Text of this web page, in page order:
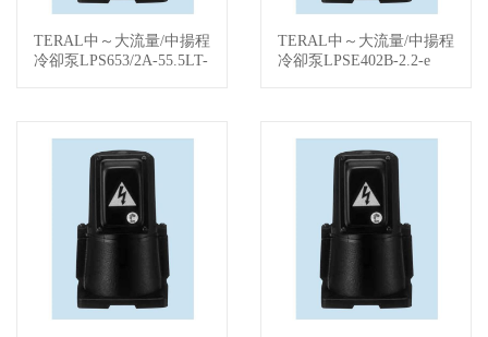
查看詳情
TERAL中～大流量/中揚程
冷卻泵LPS653/2A-55.5LT-
查看詳情
TERAL中～大流量/中揚程
冷卻泵LPSE402B-2.2-e